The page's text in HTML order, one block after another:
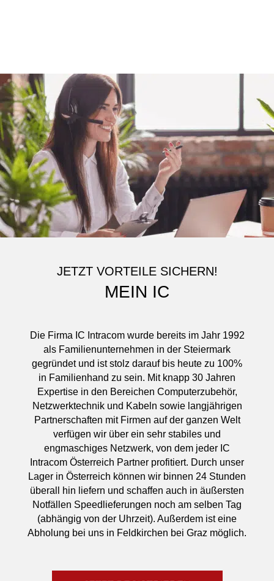
JETZT VORTEILE SICHERN!
MEIN IC
Die Firma IC Intracom wurde bereits im Jahr 1992
als Familienunternehmen in der Steiermark
gegründet und ist stolz darauf bis heute zu 100%
in Familienhand zu sein. Mit knapp 30 Jahren
Expertise in den Bereichen Computerzubehör,
Netzwerktechnik und Kabeln sowie langjährigen
Partnerschaften mit Firmen auf der ganzen Welt
verfügen wir über ein sehr stabiles und
engmaschiges Netzwerk, von dem jeder IC
Intracom Österreich Partner profitiert. Durch unser
Lager in Österreich können wir binnen 24 Stunden
überall hin liefern und schaffen auch in äußersten
Notfällen Speedlieferungen noch am selben Tag
(abhängig von der Uhrzeit). Außerdem ist eine
Abholung bei uns in Feldkirchen bei Graz möglich.